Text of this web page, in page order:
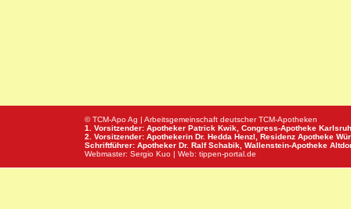
© TCM-Apo Ag | Arbeitsgemeinschaft deutscher TCM-Apotheken
1. Vorsitzender: Apotheker Patrick Kwik, Congress-Apotheke
2. Vorsitzender: Apothekerin Dr. Hedda Henzl, Residenz Apotheke
Schriftführer: Apotheker Dr. Ralf Schabik, Wallenstein-Apotheke
Webmaster: Sergio Kuo | Web: tippen-portal.de